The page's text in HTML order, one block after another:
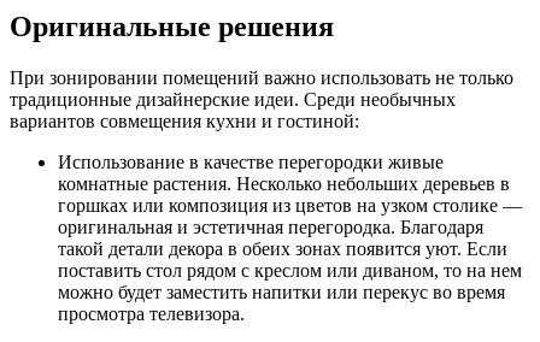
Оригинальные решения
При зонировании помещений важно использовать не только
традиционные дизайнерские идеи. Среди необычных
вариантов совмещения кухни и гостиной:
Использование в качестве перегородки живые
комнатные растения. Несколько небольших деревьев в
горшках или композиция из цветов на узком столике —
оригинальная и эстетичная перегородка. Благодаря
такой детали декора в обеих зонах появится уют. Если
поставить стол рядом с креслом или диваном, то на нем
можно будет заместить напитки или перекус во время
просмотра телевизора.